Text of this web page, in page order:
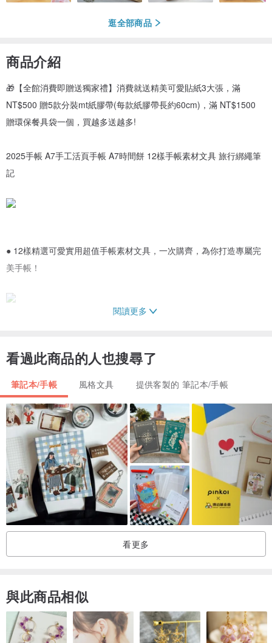
逛全部商品
商品介紹
🎁【全館消費即贈送獨家禮】消費就送精美可愛貼紙3大張，滿
NT$500 贈5款分裝mt紙膠帶(每款紙膠帶長約60cm)，滿 NT$1500
贈環保餐具袋一個，買越多送越多!
2025手帳 A7手工活頁手帳 A7時間餅 12樣手帳素材文具 旅行綁繩筆
記
● 12樣精選可愛實用超值手帳素材文具，一次購齊，為你打造專屬完
美手帳！
封面綁繩設計，展現經典復古時尚，利用雕刻釦+皮筋繩顏色凸顯手帳
獨特質感。
★ 手帳內附12樣手帳素材文具
時間餅活頁紙 + 點陣活頁紙 X 各1本
磨砂夾鏈收納袋 X 2
磨砂墊板隔頁板 X 2
迷你雲朵美工刀 X 1
清新綠植莊園PET貼紙 X 10張
燙金/黑墨英文生活詩詞PET貼紙 X 各10張
小王子、孤獨星球各 X 1
皮革清潔用去汙膠片 X 1
金屬鏤空長尾夾 X 1
閱讀更多
看過此商品的人也搜尋了
筆記本/手帳 風格文具 提供客製的 筆記本/手帳
看更多
與此商品相似